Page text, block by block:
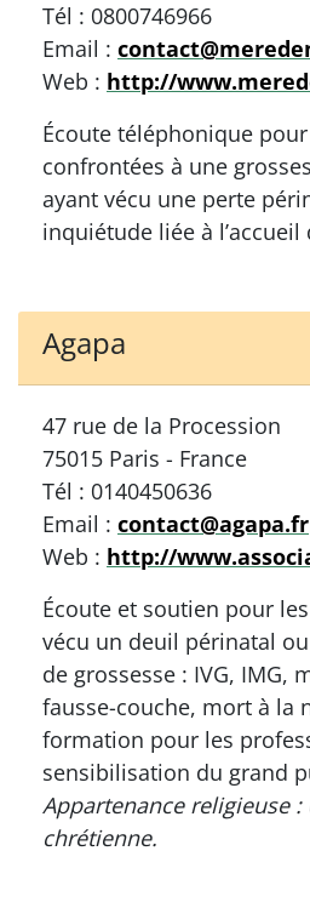
Tél : 0800746966
Email :
Web : http://
Écoute téléphonique
confrontées à une
ayant vécu une perte
inquiétude liée à l’accueil
Agapa
47 rue de la Procession
75015 Paris - France
Tél : 0140450636
Email : contact@agapa.fr
Web : http://
Écoute et soutien pour
vécu un deuil périnatal
de grossesse : IVG, IMG,
fausse-couche, mort à la
formation pour les
sensibilisation du grand
Appartenance religieuse :
chrétienne.